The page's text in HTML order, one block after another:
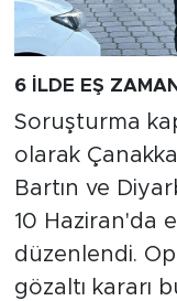
6 İLDE EŞ
Soruşturma
olarak
Bartın ve
10 Haziran'da
düzenlendi.
gözaltı kararı